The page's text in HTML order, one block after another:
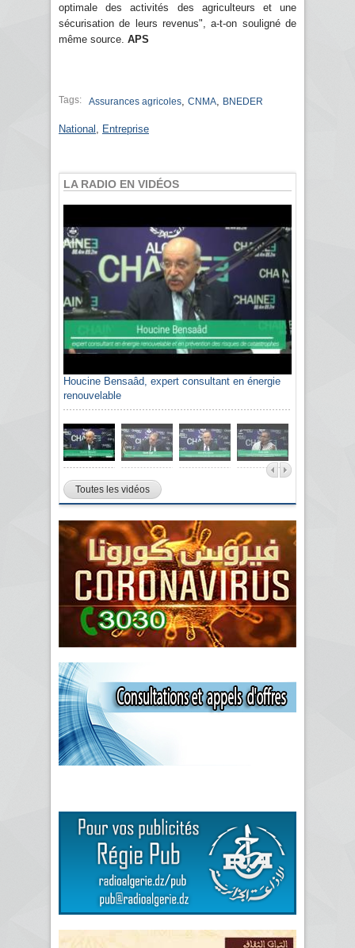
optimale des activités des agriculteurs et une
sécurisation de leurs revenus", a-t-on souligné de
même source. APS
Tags: Assurances agricoles CNMA BNEDER
National Entreprise
LA RADIO EN VIDÉOS
Houcine Bensaâd, expert consultant en énergie
renouvelable
Toutes les vidéos